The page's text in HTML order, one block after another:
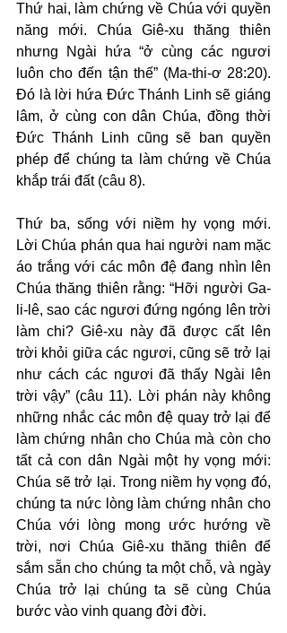
Thứ hai, làm chứng về Chúa với quyền
năng mới. Chúa Giê-xu thăng thiên
nhưng Ngài hứa “ở cùng các ngươi
luôn cho đến tận thế” (Ma-thi-ơ 28:20).
Đó là lời hứa Đức Thánh Linh sẽ giáng
lâm, ở cùng con dân Chúa, đồng thời
Đức Thánh Linh cũng sẽ ban quyền
phép để chúng ta làm chứng về Chúa
khắp trái đất (câu 8).
Thứ ba, sống với niềm hy vọng mới.
Lời Chúa phán qua hai người nam mặc
áo trắng với các môn đệ đang nhìn lên
Chúa thăng thiên rằng: “Hỡi người Ga-
li-lê, sao các ngươi đứng ngóng lên trời
làm chi? Giê-xu này đã được cất lên
trời khỏi giữa các ngươi, cũng sẽ trở lại
như cách các ngươi đã thấy Ngài lên
trời vậy” (câu 11). Lời phán này không
những nhắc các môn đệ quay trở lại để
làm chứng nhân cho Chúa mà còn cho
tất cả con dân Ngài một hy vọng mới:
Chúa sẽ trở lại. Trong niềm hy vọng đó,
chúng ta nức lòng làm chứng nhân cho
Chúa với lòng mong ước hướng về
trời, nơi Chúa Giê-xu thăng thiên để
sắm sẵn cho chúng ta một chỗ, và ngày
Chúa trở lại chúng ta sẽ cùng Chúa
bước vào vinh quang đời đời.